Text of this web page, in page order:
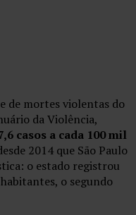
de mortes violentas do
da Violência,
casos a cada 100 mil
2014 que São Paulo
o estado registrou
o segundo